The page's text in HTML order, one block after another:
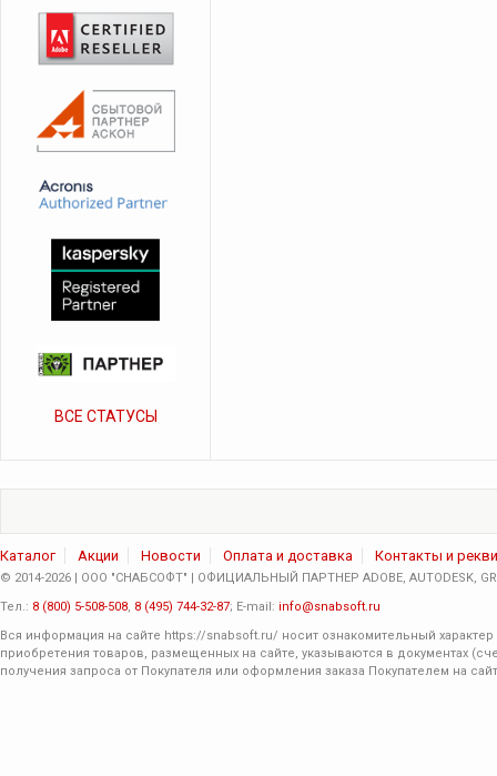
ВСЕ СТАТУСЫ
Каталог Акции Новости Оплата и доставка Контакты и
© 2014-2026 | ООО "СНАБСОФТ" | ОФИЦИАЛЬНЫЙ ПАРТНЕР ADOBE, AUTODESK,
Тел.: 8 (800) 5-508-508, 8 (495) 744-32-87; E-mail: info@snabsoft.ru
Вся информация на сайте https://snabsoft.ru/ носит ознакомительный
приобретения товаров, размещенных на сайте, указываются в документах
получения запроса от Покупателя или оформления заказа Покупателем на